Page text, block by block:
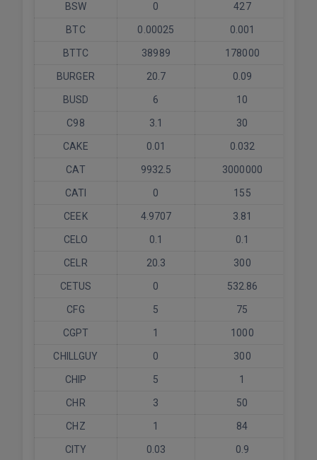
BSW 0 427
BTC 0.00025 0.001
BTTC 38989 178000
BURGER 20.7 0.09
BUSD 6 10
C98 3.1 30
CAKE 0.01 0.032
CAT 9932.5 3000000
CATI 0 155
CEEK 4.9707 3.81
CELO 0.1 0.1
CELR 20.3 300
CETUS 0 532.86
CFG 5 75
CGPT 1 1000
CHILLGUY 0 300
CHIP 5 1
CHR 3 50
CHZ 1 84
CITY 0.03 0.9